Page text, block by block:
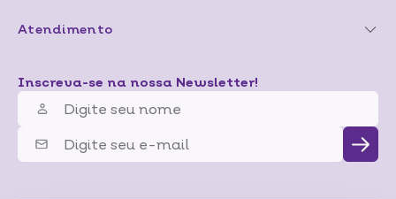
Atendimento
Inscreva-se na nossa Newsletter!